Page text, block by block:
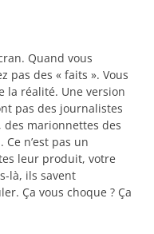
Quand vous
pas des « faits ». Vous
la réalité. Une version
pas des journalistes
marionnettes des
n’est pas un
leur produit, votre
là, ils savent
Ça vous choque ? Ça